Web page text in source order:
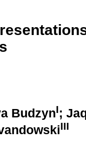
BudzynI;
III